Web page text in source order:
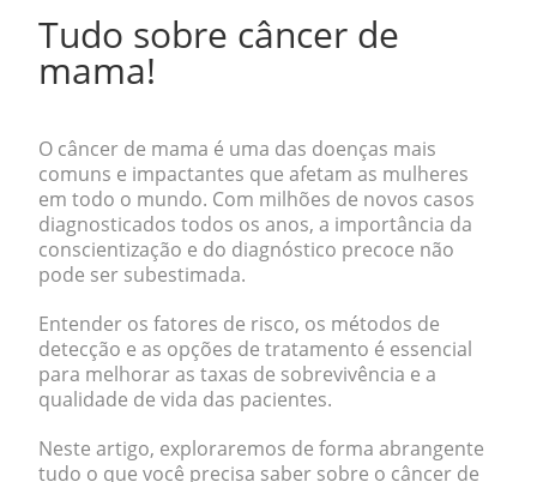
Tudo sobre câncer de
mama!
O câncer de mama é uma das doenças mais
comuns e impactantes que afetam as mulheres
em todo o mundo. Com milhões de novos casos
diagnosticados todos os anos, a importância da
conscientização e do diagnóstico precoce não
pode ser subestimada.
Entender os fatores de risco, os métodos de
detecção e as opções de tratamento é essencial
para melhorar as taxas de sobrevivência e a
qualidade de vida das pacientes.
Neste artigo, exploraremos de forma abrangente
tudo o que você precisa saber sobre o câncer de